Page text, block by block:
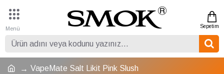
VapeMate Salt Likit Pink Slush